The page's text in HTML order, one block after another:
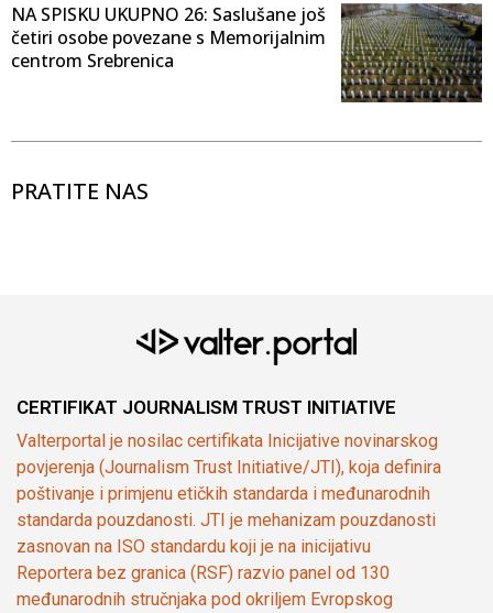
NA SPISKU UKUPNO 26: Saslušane još
četiri osobe povezane s Memorijalnim
centrom Srebrenica
PRATITE NAS
CERTIFIKAT JOURNALISM TRUST INITIATIVE
Valterportal je nosilac certifikata Inicijative novinarskog
povjerenja (Journalism Trust Initiative/JTI), koja definira
poštivanje i primjenu etičkih standarda i međunarodnih
standarda pouzdanosti. JTI je mehanizam pouzdanosti
zasnovan na ISO standardu koji je na inicijativu
Reportera bez granica (RSF) razvio panel od 130
međunarodnih stručnjaka pod okriljem Evropskog